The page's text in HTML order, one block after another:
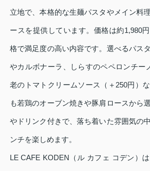
立地で、本格的な生麺パスタやメイン料
ースを提供しています。価格は約1,980
格で満足度の高い内容です。選べるパス
やカルボナーラ、しらすのペペロンチー
老のトマトクリームソース（＋250円）
も若鶏のオーブン焼きや豚肩ロースから
やドリンク付きで、落ち着いた雰囲気の
ンチを楽しめます。
LE CAFE KODEN（ル カフェ コデン）